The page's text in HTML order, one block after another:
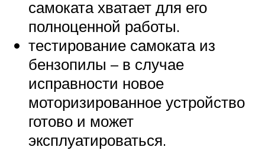
самоката хватает для его
полноценной работы.
тестирование самоката из
бензопилы – в случае
исправности новое
моторизированное устройство
готово и может
эксплуатироваться.